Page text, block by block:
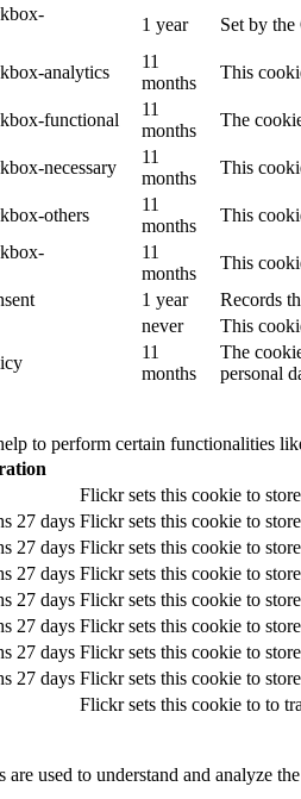
1 year Set by
analytics
11
months
This
functional
11
months
The
necessary
11
months
This
others
11
months
This
11
months
This
1 year
Records
never
This
11
months
The
personal
to perform certain functionalities
Flickr sets this cookie to
27 days Flickr sets this cookie to
27 days Flickr sets this cookie to
27 days Flickr sets this cookie to
27 days Flickr sets this cookie to
27 days Flickr sets this cookie to
27 days Flickr sets this cookie to
27 days Flickr sets this cookie to
Flickr sets this cookie to to
are used to understand and analyze